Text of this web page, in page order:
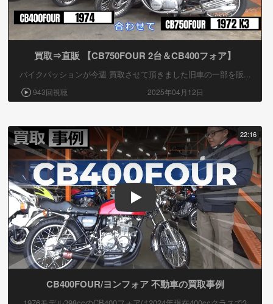
買取⇒直販 【CB750FOUR 2台＆CB400フォア】
バイクパッションが今週 買取させて頂きました旧車の一部を販...
943回視聴 2025年04月12日
22:16
Play
CB400FOUR/ヨンフォア 不動車の買取事例